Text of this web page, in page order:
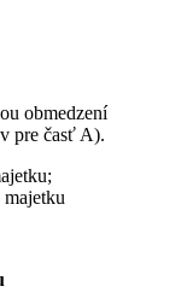
obmedzení
pre časť A).